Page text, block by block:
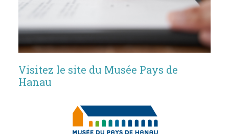
Visitez le site du Musée Pays de
Hanau